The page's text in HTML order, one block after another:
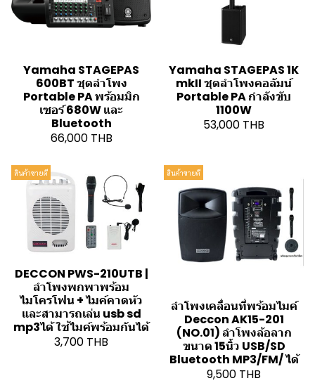
Yamaha STAGEPAS
600BT ชุดลำโพง
Portable PA พร้อมมิก
เซอร์ 680W และ
Bluetooth
66,000 THB
Yamaha STAGEPAS 1K
mkII ชุดลำโพงคอลัมน์
Portable PA กำลังขับ
1100W
53,000 THB
สินค้าขายดี
DECCON PWS-210UTB |
ลำโพงพกพาพร้อม
ไมโครโฟน + ไมค์คาดหัว
และสามารถเล่น usb sd
mp3ได้ ใช้ไมค์พร้อมกันได้
3,700 THB
สินค้าขายดี
ลำโพงเคลื่อนที่พร้อมไมค์
Deccon AK15-201
(NO.01) ลำโพงล้อลาก
ขนาด 15นิ้ว USB/SD
Bluetooth MP3/FM/ ได้
9,500 THB